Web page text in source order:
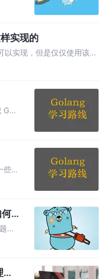
中
实现的
实现，但是仅仅使用该命
是有上面说的那么简单就
Go
也
些小
。
？